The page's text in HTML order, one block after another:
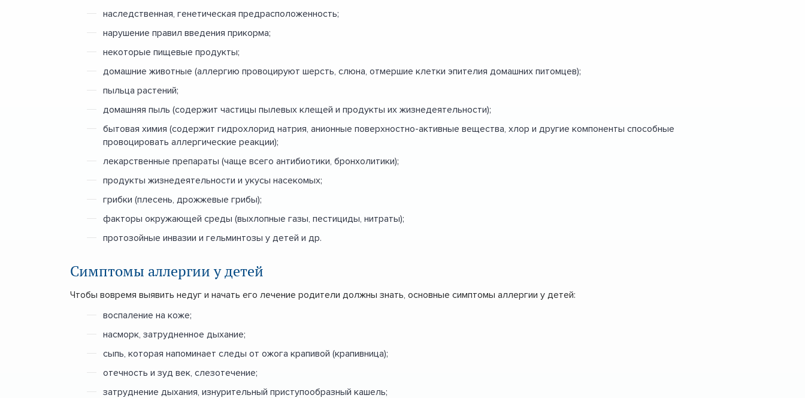
наследственная, генетическая предрасположенность;
нарушение правил введения прикорма;
некоторые пищевые продукты;
домашние животные (аллергию провоцируют шерсть, слюна, отмершие клетки эпителия домашних питомцев);
пыльца растений;
домашняя пыль (содержит частицы пылевых клещей и продукты их жизнедеятельности);
бытовая химия (содержит гидрохлорид натрия, анионные поверхностно-активные вещества, хлор и другие компоненты способные
провоцировать аллергические реакции);
лекарственные препараты (чаще всего антибиотики, бронхолитики);
продукты жизнедеятельности и укусы насекомых;
грибки (плесень, дрожжевые грибы);
факторы окружающей среды (выхлопные газы, пестициды, нитраты);
протозойные инвазии и гельминтозы у детей и др.
Симптомы аллергии у детей
Чтобы вовремя выявить недуг и начать его лечение родители должны знать, основные симптомы аллергии у детей:
воспаление на коже;
насморк, затрудненное дыхание;
сыпь, которая напоминает следы от ожога крапивой (крапивница);
отечность и зуд век, слезотечение;
затруднение дыхания, изнурительный приступообразный кашель;